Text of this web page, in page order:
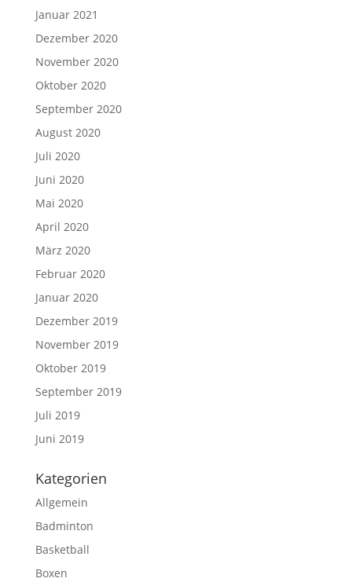
Januar 2021
Dezember 2020
November 2020
Oktober 2020
September 2020
August 2020
Juli 2020
Juni 2020
Mai 2020
April 2020
März 2020
Februar 2020
Januar 2020
Dezember 2019
November 2019
Oktober 2019
September 2019
Juli 2019
Juni 2019
Kategorien
Allgemein
Badminton
Basketball
Boxen